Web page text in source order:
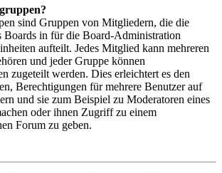
sind Gruppen von Mitgliedern, die die
Boards in für die Board-Administration
aufteilt. Jedes Mitglied kann mehreren
und jeder Gruppe können
zugeteilt werden. Dies erleichtert es den
Berechtigungen für mehrere Benutzer auf
und sie zum Beispiel zu Moderatoren eines
oder ihnen Zugriff zu einem
Forum zu geben.